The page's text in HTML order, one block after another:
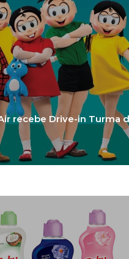
recebe Drive-in Turma